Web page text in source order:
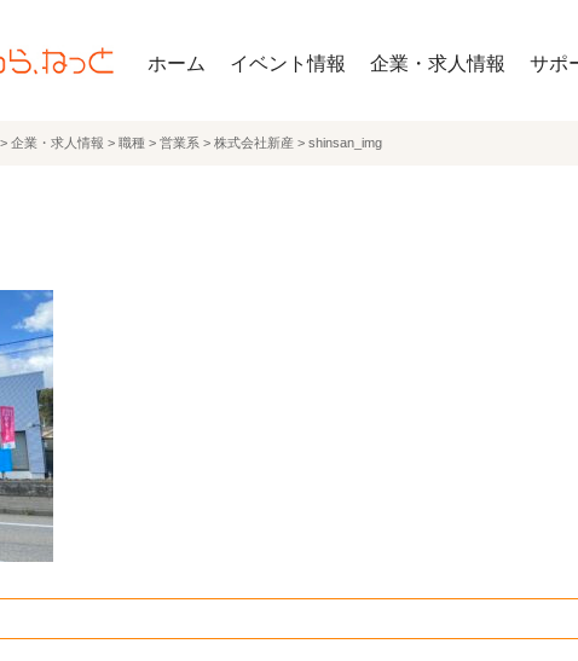
ホーム イベント情報 企業・求人情報 サポ
> 企業・求人情報 > 職種 > 営業系 > 株式会社新産 > shinsan_img